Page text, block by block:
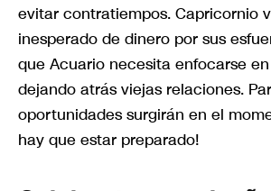
evitar contratiempos. Capricornio
inesperado de dinero por sus
que Acuario necesita enfocarse
dejando atrás viejas relaciones.
oportunidades surgirán en el
hay que estar preparado!